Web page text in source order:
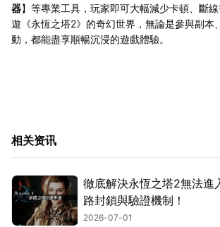
器】等專業工具，玩家即可大幅減少卡頓、斷
遊《永恆之塔2》的奇幻世界，無論是參與副本
動，都能盡享順暢沉浸的遊戲體驗。
相关资讯
徹底解決永恆之塔2無法進
路封鎖與驗證機制！
2026-07-01